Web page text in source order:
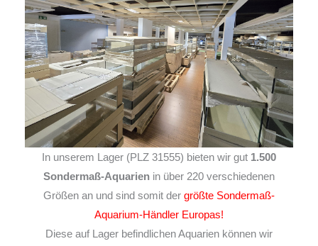
In unserem Lager (PLZ 31555) bieten wir gut 1.500
Sondermaß-Aquarien in über 220 verschiedenen
Größen an und sind somit der größte Sondermaß-
Aquarium-Händler Europas!
Diese auf Lager befindlichen Aquarien können wir